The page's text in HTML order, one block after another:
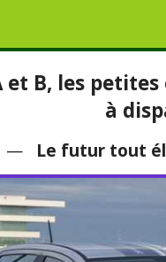
et B, les
à
— Le futur tout